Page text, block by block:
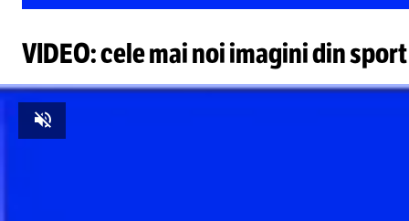
VIDEO: cele mai noi imagini din sport
Unmute